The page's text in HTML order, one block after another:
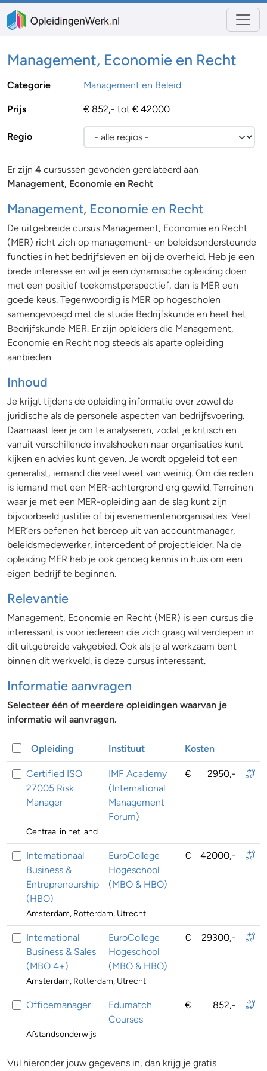
Management, Economie en Recht
Categorie Management en Beleid
Prijs € 852,- tot € 42000
Regio
Er zijn 4 cursussen gevonden gerelateerd aan
Management, Economie en Recht
Management, Economie en Recht
De uitgebreide cursus Management, Economie en Recht
(MER) richt zich op management- en beleidsondersteunde
functies in het bedrijfsleven en bij de overheid. Heb je een
brede interesse en wil je een dynamische opleiding doen
met een positief toekomstperspectief, dan is MER een
goede keus. Tegenwoordig is MER op hogescholen
samengevoegd met de studie Bedrijfskunde en heet het
Bedrijfskunde MER. Er zijn opleiders die Management,
Economie en Recht nog steeds als aparte opleiding
aanbieden.
Inhoud
Je krijgt tijdens de opleiding informatie over zowel de
juridische als de personele aspecten van bedrijfsvoering.
Daarnaast leer je om te analyseren, zodat je kritisch en
vanuit verschillende invalshoeken naar organisaties kunt
kijken en advies kunt geven. Je wordt opgeleid tot een
generalist, iemand die veel weet van weinig. Om die reden
is iemand met een MER-achtergrond erg gewild. Terreinen
waar je met een MER-opleiding aan de slag kunt zijn
bijvoorbeeld justitie of bij evenementenorganisaties. Veel
MER’ers oefenen het beroep uit van accountmanager,
beleidsmedewerker, intercedent of projectleider. Na de
opleiding MER heb je ook genoeg kennis in huis om een
eigen bedrijf te beginnen.
Relevantie
Management, Economie en Recht (MER) is een cursus die
interessant is voor iedereen die zich graag wil verdiepen in
dit uitgebreide vakgebied. Ook als je al werkzaam bent
binnen dit werkveld, is deze cursus interessant.
Informatie aanvragen
Selecteer één of meerdere opleidingen waarvan je
informatie wil aanvragen.
Opleiding Instituut Kosten
Certified ISO
27005 Risk
Manager
IMF Academy
(International
Management
Forum)
€ 2950,-
Centraal in het land
Internationaal
Business &
Entrepreneurship
(HBO)
EuroCollege
Hogeschool
(MBO & HBO)
€ 42000,-
Amsterdam, Rotterdam, Utrecht
International
Business & Sales
(MBO 4+)
EuroCollege
Hogeschool
(MBO & HBO)
€ 29300,-
Amsterdam, Rotterdam, Utrecht
Officemanager
Edumatch
Courses
€ 852,-
Afstandsonderwijs
Vul hieronder jouw gegevens in, dan krijg je gratis